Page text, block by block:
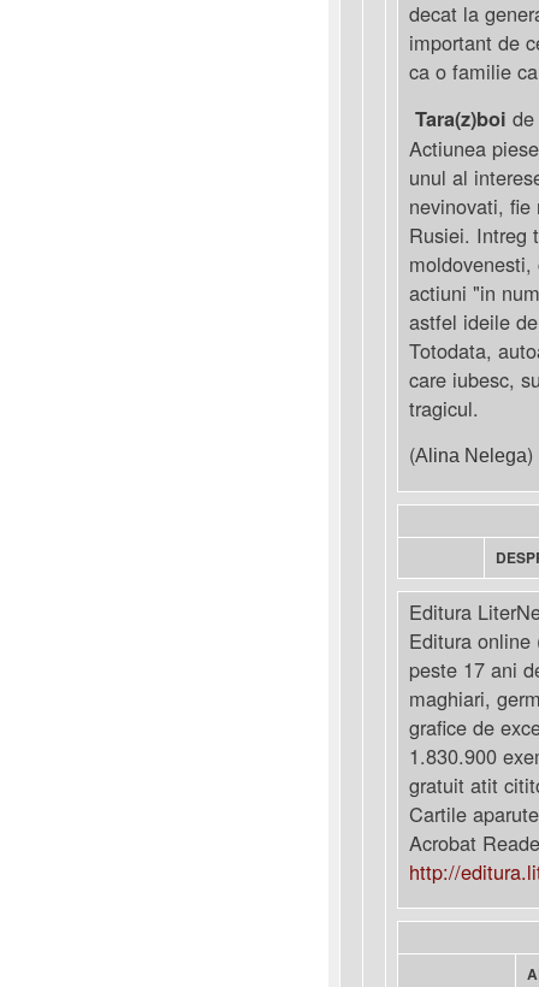
decat la
important de
ca o familie
Tara(z)boi
Actiunea
unul al
nevinovati,
Rusiei. Intreg
actiuni "in
astfel ideile
Totodata,
care iubesc,
tragicul.
(Alina Nelega)
Editura
Editura
peste 17 ani
maghiari,
grafice de
1.830.900
gratuit atit
Cartile
Acrobat
http://